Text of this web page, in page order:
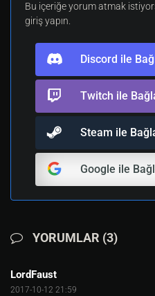
Bu içeriğe yorum atmak
giriş yapın.
Discord ile
Twitch ile
Steam ile
Google ile
YORUMLAR (3)
LordFaust
2017-10-12 21:59